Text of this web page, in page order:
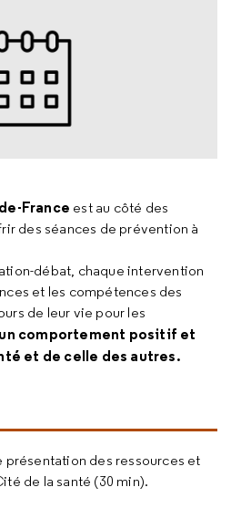
France est au côté des
des séances de prévention à
débat, chaque intervention
et les compétences des
de leur vie pour les
comportement positif et
et de celle des autres.
présentation des ressources et
de la santé (30 min).